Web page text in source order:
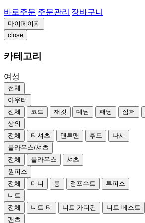
바로주문 주문관리 장바구니
마이페이지
close
카테고리
여성
전체
아우터
전체
코트 재킷 데님 패딩 점퍼
상의
전체
티셔츠 맨투맨 후드
나시
블라우스/셔츠
전체
블라우스
셔츠
원피스
전체
미니 롱 점프수트
투피스
니트
전체
니트 티 니트 가디건 니트 베스트
팬츠